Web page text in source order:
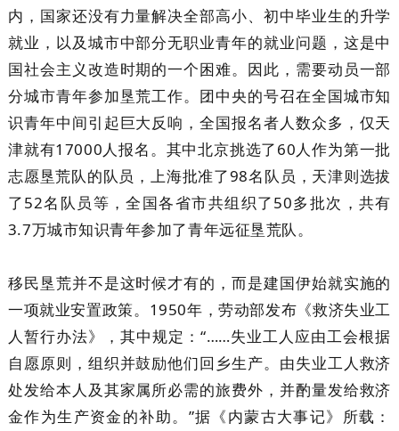
内，国家还没有力量解决全部高小、初中毕业生的升学
就业，以及城市中部分无职业青年的就业问题，这是中
国社会主义改造时期的一个困难。因此，需要动员一部
分城市青年参加垦荒工作。团中央的号召在全国城市知
识青年中间引起巨大反响，全国报名者人数众多，仅天
津就有17000人报名。其中北京挑选了60人作为第一批
志愿垦荒队的队员，上海批准了98名队员，天津则选拔
了52名队员等，全国各省市共组织了50多批次，共有
3.7万城市知识青年参加了青年远征垦荒队。
移民垦荒并不是这时候才有的，而是建国伊始就实施的
一项就业安置政策。1950年，劳动部发布《救济失业工
人暂行办法》，其中规定：“……失业工人应由工会根据
自愿原则，组织并鼓励他们回乡生产。由失业工人救济
处发给本人及其家属所必需的旅费外，并酌量发给救济
金作为生产资金的补助。”据《内蒙古大事记》所载：